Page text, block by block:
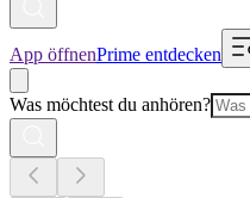
App öffnenPrime entdecken
Was möchtest du anhören?